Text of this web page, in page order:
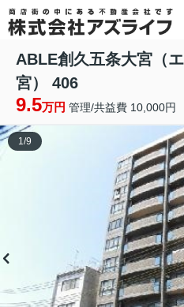
ABLE創久五条大宮（
宮） 406
9.5万円 管理/共益費 10,000円
1/9